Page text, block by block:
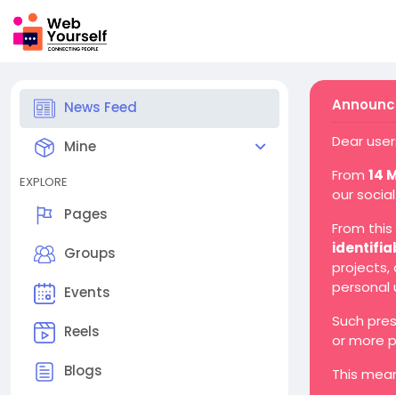
News Feed
Mine
EXPLORE
Pages
Groups
Events
Reels
Blogs
Dear
From 14
our
From
projects,
personal
Such
or more
This